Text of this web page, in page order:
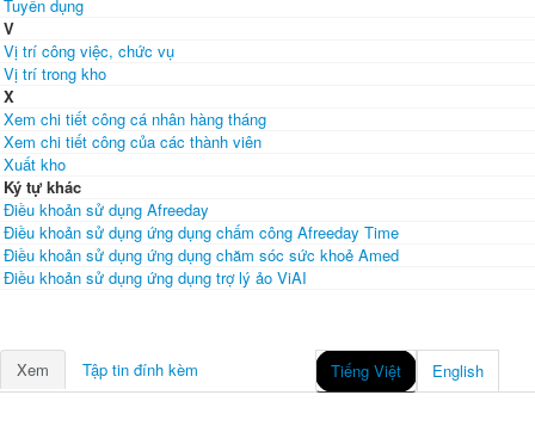
Tuyển dụng
V
Vị trí công việc, chức vụ
Vị trí trong kho
X
Xem chi tiết công cá nhân hàng tháng
Xem chi tiết công của các thành viên
Xuất kho
Ký tự khác
Điều khoản sử dụng Afreeday
Điều khoản sử dụng ứng dụng chấm công Afreeday Time
Điều khoản sử dụng ứng dụng chăm sóc sức khoẻ Amed
Điều khoản sử dụng ứng dụng trợ lý ảo ViAI
Xem Tập tin đính kèm English
Tiếng Việt